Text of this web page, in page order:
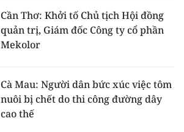
Cần Thơ: Khởi tố Chủ tịch Hội đồng
quản trị, Giám đốc Công ty cổ phần
Mekolor
Cà Mau: Người dân bức xúc việc tôm
nuôi bị chết do thi công đường dây
cao thế